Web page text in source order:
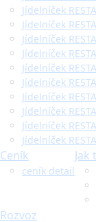
Jídelníček
Jídelníček
Jídelníček
Jídelníček
Jídelníček
Jídelníček
Jídelníček
Jídelníček
Jídelníček
Jídelníček
Ceník
ceník detail
Jak
Rozvoz